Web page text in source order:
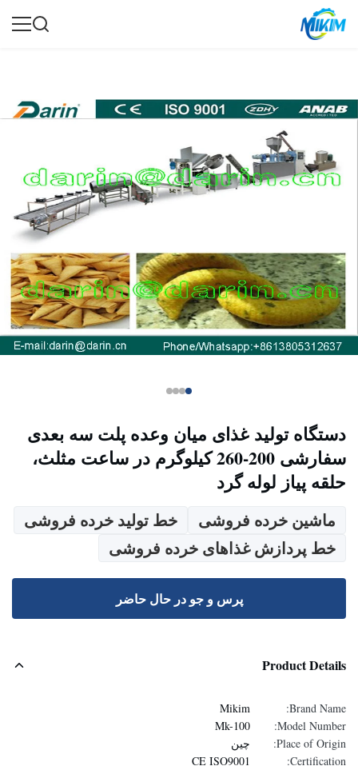
دستگاه تولید غذای میان وعده پلت سه بعدی
سفارشی 200-260 کیلوگرم در ساعت مثلث،
حلقه پیاز لوله گرد
ماشین خرده فروشی
خط تولید خرده فروشی
خط پردازش غذاهای خرده فروشی
پرس و جو در حال حاضر
Product Details
Brand Name:
Mikim
Model Number:
Mk-100
Place of Origin:
چین
Certification:
CE ISO9001